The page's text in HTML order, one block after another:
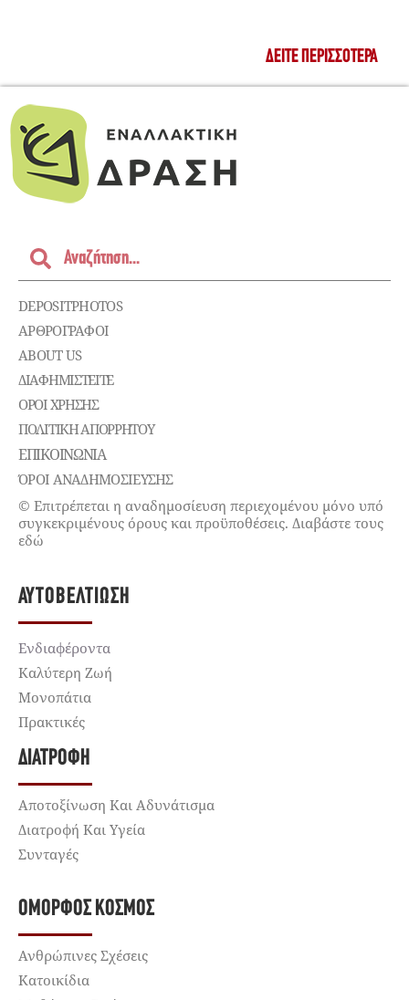
ΔΕΊΤΕ ΠΕΡΙΣΣΌΤΕΡΑ
DEPOSITPHOTOS
ΑΡΘΡΟΓΡΑΦΟΙ
ABOUT US
ΔΙΑΦΗΜΙΣΤΕΊΤΕ
ΌΡΟΙ ΧΡΉΣΗΣ
ΠΟΛΙΤΙΚΉ ΑΠΟΡΡΉΤΟΥ
ΕΠΙΚΟΙΝΩΝΊΑ
ΌΡΟΙ ΑΝΑΔΗΜΟΣΙΕΥΣΗΣ
© Επιτρέπεται η αναδημοσίευση περιεχομένου μόνο υπό
συγκεκριμένους όρους και προϋποθέσεις. Διαβάστε τους
εδώ
ΑΥΤΟΒΕΛΤΊΩΣΗ
Ενδιαφέροντα
Καλύτερη Ζωή
Μονοπάτια
Πρακτικές
ΔΙΑΤΡΟΦΉ
Αποτοξίνωση Και Αδυνάτισμα
Διατροφή Και Υγεία
Συνταγές
ΌΜΟΡΦΟΣ ΚΌΣΜΟΣ
Ανθρώπινες Σχέσεις
Κατοικίδια